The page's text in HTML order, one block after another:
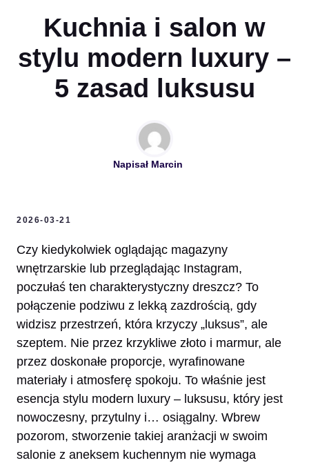
Kuchnia i salon w
stylu modern luxury –
5 zasad luksusu
Napisał Marcin
2026-03-21
Czy kiedykolwiek oglądając magazyny
wnętrzarskie lub przeglądając Instagram,
poczułaś ten charakterystyczny dreszcz? To
połączenie podziwu z lekką zazdrością, gdy
widzisz przestrzeń, która krzyczy „luksus”, ale
szeptem. Nie przez krzykliwe złoto i marmur, ale
przez doskonałe proporcje, wyrafinowane
materiały i atmosferę spokoju. To właśnie jest
esencja stylu modern luxury – luksusu, który jest
nowoczesny, przytulny i… osiągalny. Wbrew
pozorom, stworzenie takiej aranżacji w swoim
salonie z aneksem kuchennym nie wymaga